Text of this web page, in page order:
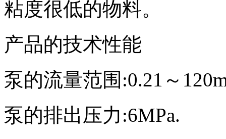
粘度很低的物料。
产品的技术性能
泵的流量范围:0.21～
泵的排出压力:6MPa.